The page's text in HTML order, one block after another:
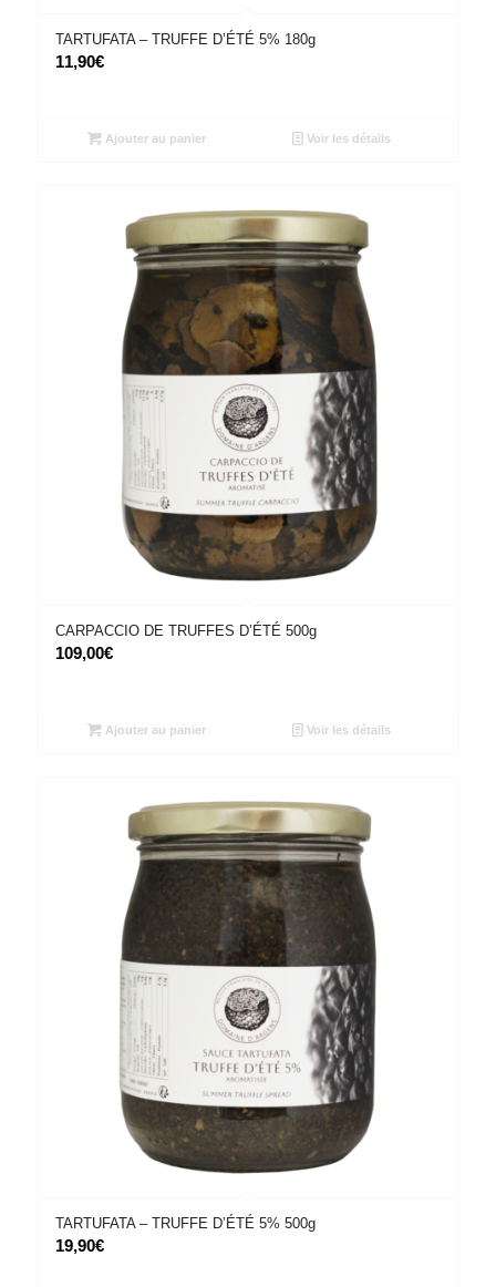
TARTUFATA – TRUFFE D’ÉTÉ 5% 180g
11,90€
Ajouter au panier Voir les détails
CARPACCIO DE TRUFFES D’ÉTÉ 500g
109,00€
Ajouter au panier Voir les détails
TARTUFATA – TRUFFE D’ÉTÉ 5% 500g
19,90€